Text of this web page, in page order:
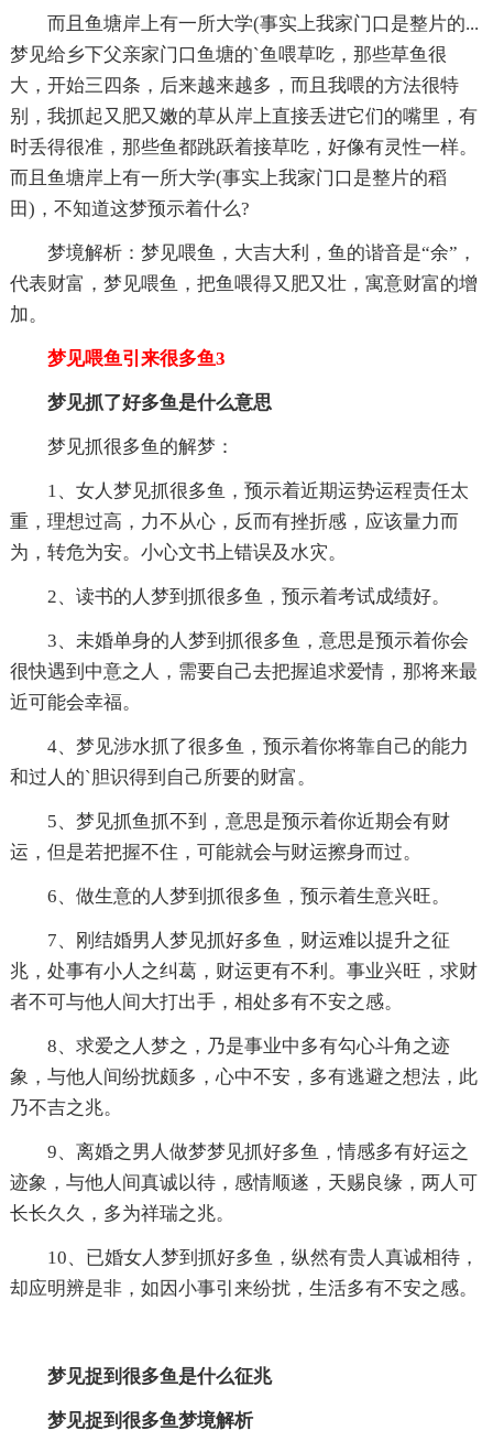
而且鱼塘岸上有一所大学(事实上我家门口是整片的...
梦见给乡下父亲家门口鱼塘的`鱼喂草吃，那些草鱼很
大，开始三四条，后来越来越多，而且我喂的方法很特
别，我抓起又肥又嫩的草从岸上直接丢进它们的嘴里，有
时丢得很准，那些鱼都跳跃着接草吃，好像有灵性一样。
而且鱼塘岸上有一所大学(事实上我家门口是整片的稻
田)，不知道这梦预示着什么?
梦境解析：梦见喂鱼，大吉大利，鱼的谐音是“余”，
代表财富，梦见喂鱼，把鱼喂得又肥又壮，寓意财富的增
加。
梦见喂鱼引来很多鱼3
梦见抓了好多鱼是什么意思
梦见抓很多鱼的解梦：
1、女人梦见抓很多鱼，预示着近期运势运程责任太
重，理想过高，力不从心，反而有挫折感，应该量力而
为，转危为安。小心文书上错误及水灾。
2、读书的人梦到抓很多鱼，预示着考试成绩好。
3、未婚单身的人梦到抓很多鱼，意思是预示着你会
很快遇到中意之人，需要自己去把握追求爱情，那将来最
近可能会幸福。
4、梦见涉水抓了很多鱼，预示着你将靠自己的能力
和过人的`胆识得到自己所要的财富。
5、梦见抓鱼抓不到，意思是预示着你近期会有财
运，但是若把握不住，可能就会与财运擦身而过。
6、做生意的人梦到抓很多鱼，预示着生意兴旺。
7、刚结婚男人梦见抓好多鱼，财运难以提升之征
兆，处事有小人之纠葛，财运更有不利。事业兴旺，求财
者不可与他人间大打出手，相处多有不安之感。
8、求爱之人梦之，乃是事业中多有勾心斗角之迹
象，与他人间纷扰颇多，心中不安，多有逃避之想法，此
乃不吉之兆。
9、离婚之男人做梦梦见抓好多鱼，情感多有好运之
迹象，与他人间真诚以待，感情顺遂，天赐良缘，两人可
长长久久，多为祥瑞之兆。
10、已婚女人梦到抓好多鱼，纵然有贵人真诚相待，
却应明辨是非，如因小事引来纷扰，生活多有不安之感。
梦见捉到很多鱼是什么征兆
梦见捉到很多鱼梦境解析